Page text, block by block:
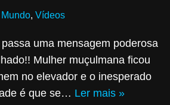
Mundo, Vídeos
uma mensagem poderosa
Mulher muçulmana ficou
no elevador e o inesperado
é que se… Ler mais »